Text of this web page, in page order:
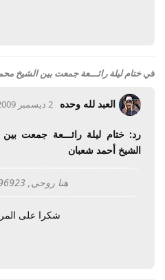
فيختام ليلة رائـــعة جمعت بين الشيخ
العبد لله وحده 2 ديسمبر 2009
رد: ختام ليلة رائـــعة جمعت
الشيخ أحمد شعبان
هنا روحى, post: 96923 كتب
شكرا على